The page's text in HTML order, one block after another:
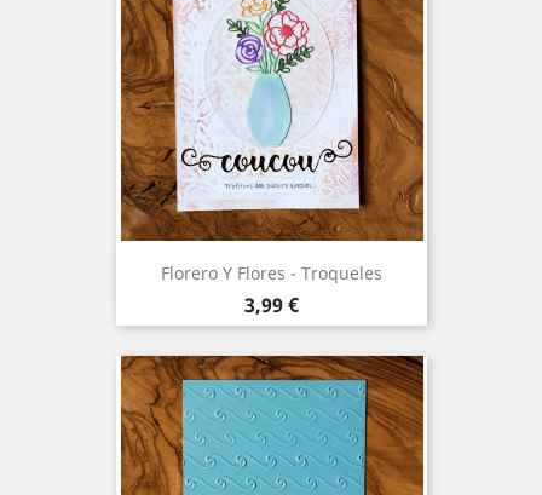
Florero Y Flores - Troqueles
Precio
3,99 €